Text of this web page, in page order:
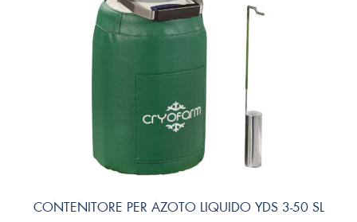
CONTENITORE PER AZOTO LIQUIDO YDS 3-50 SL